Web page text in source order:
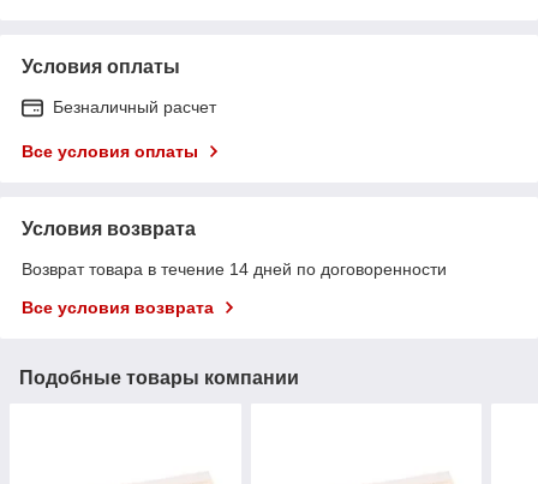
Условия оплаты
Безналичный расчет
Все условия оплаты
Условия возврата
Возврат товара в течение 14 дней по договоренности
Все условия возврата
Подобные товары компании